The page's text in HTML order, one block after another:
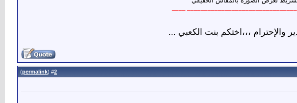
والإحترام ،،،اختكم بنت الكعبي ...
2
(
permalink
)